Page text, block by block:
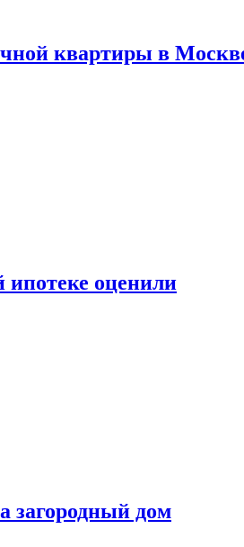
квартиры в
ипотеке оценили
загородный дом